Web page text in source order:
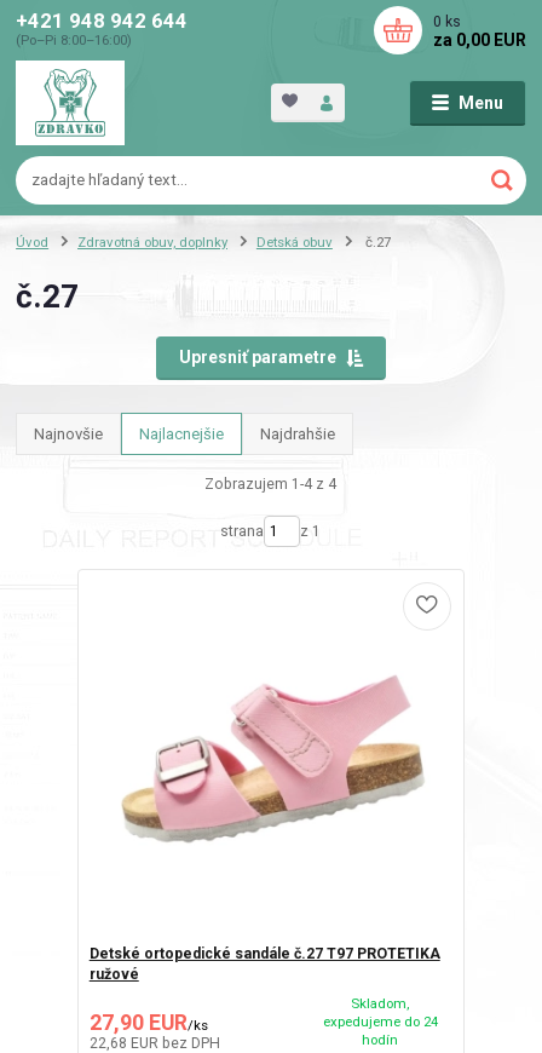
Menu
+421 948 942 644
(Po–Pi 8:00–16:00)
0 ks
za 0,00 EUR
Úvod Zdravotná obuv, doplnky Detská obuv č.27
č.27
Upresniť parametre
Najnovšie Najlacnejšie Najdrahšie
Zobrazujem 1-4 z 4
strana z 1
Detské ortopedické sandále č.27 T97 PROTETIKA
ružové
27,90 EUR/ks
22,68 EUR bez DPH
Skladom,
expedujeme do 24
hodín